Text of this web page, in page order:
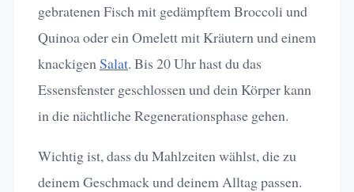
gebratenen Fisch mit gedämpftem Broccoli und
Quinoa oder ein Omelett mit Kräutern und einem
knackigen Salat. Bis 20 Uhr hast du das
Essensfenster geschlossen und dein Körper kann
in die nächtliche Regenerationsphase gehen.
Wichtig ist, dass du Mahlzeiten wählst, die zu
deinem Geschmack und deinem Alltag passen.